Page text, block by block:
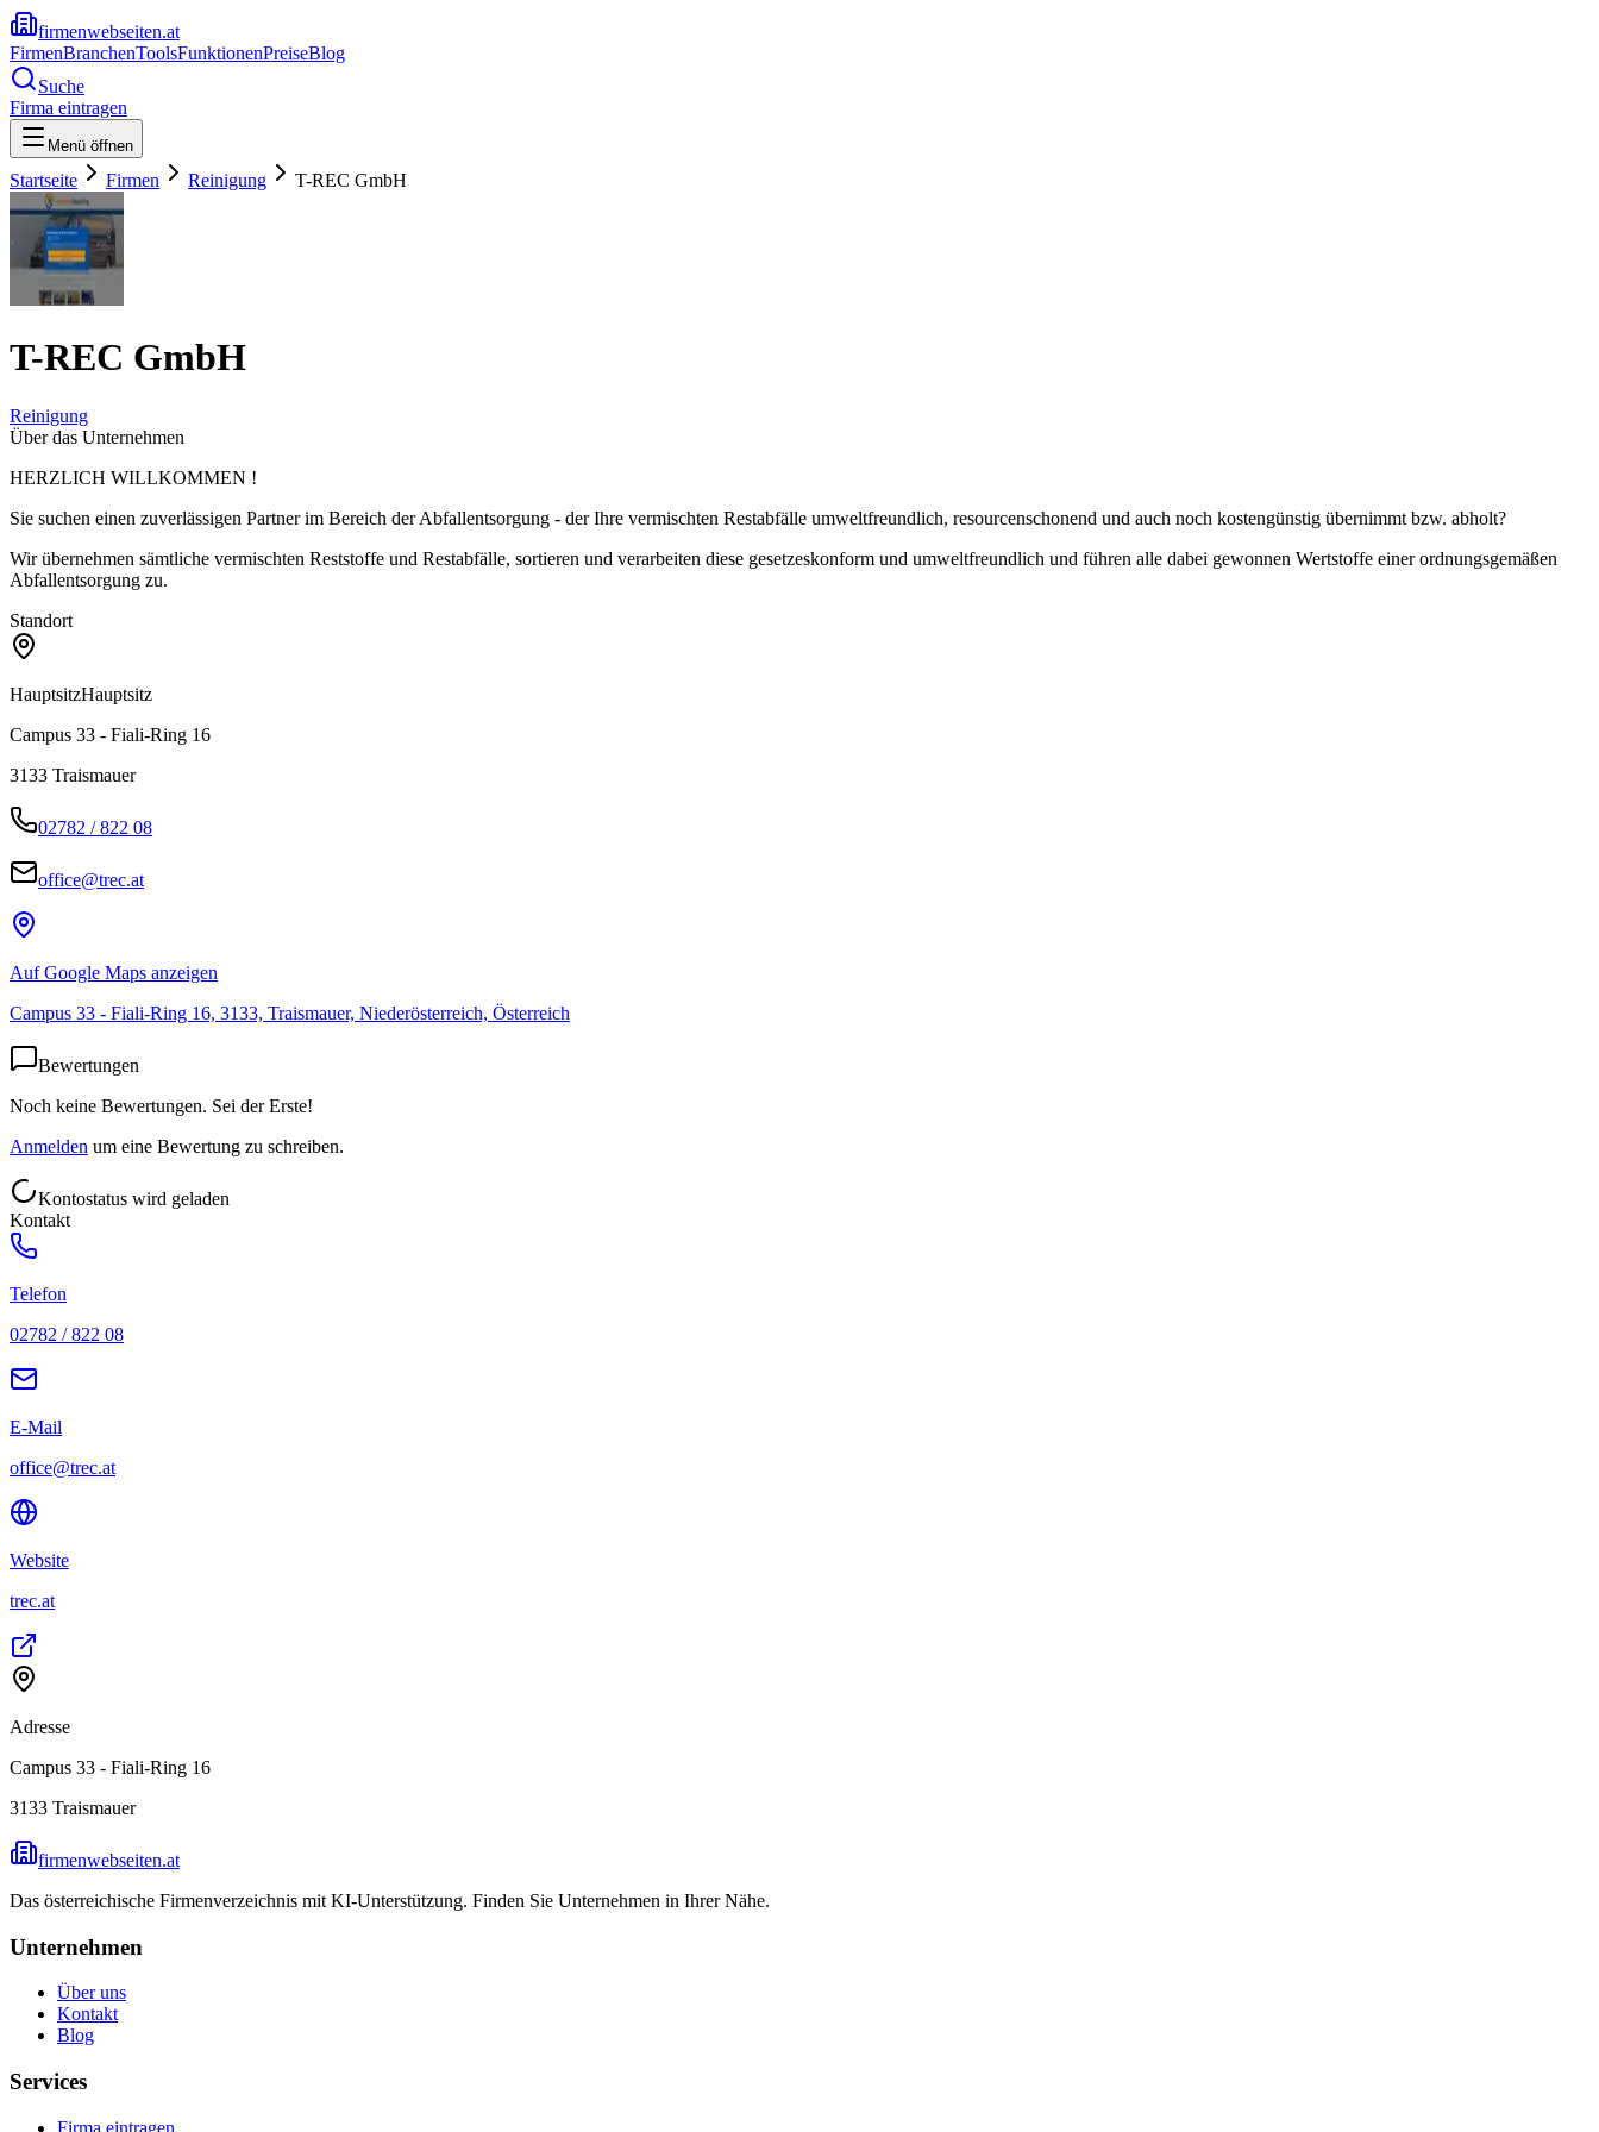
firmenwebseiten.at
FirmenBranchenToolsFunktionenPreiseBlog
Suche
Firma eintragen
Menü öffnen
Startseite Firmen Reinigung T-REC GmbH
T-REC GmbH
Reinigung
Über das Unternehmen
HERZLICH WILLKOMMEN !
Sie suchen einen zuverlässigen Partner im Bereich der Abfallentsorgung - der Ihre vermischten Restabfälle umweltfreundlich, resourcenschonend und auch noch kostengünstig übernimmt bzw. abholt?
Wir übernehmen sämtliche vermischten Reststoffe und Restabfälle, sortieren und verarbeiten diese gesetzeskonform und umweltfreundlich und führen alle dabei gewonnen Wertstoffe einer ordnungsgemäßen
Abfallentsorgung zu.
Standort
HauptsitzHauptsitz
Campus 33 - Fiali-Ring 16
3133 Traismauer
02782 / 822 08
office@trec.at
Auf Google Maps anzeigen
Campus 33 - Fiali-Ring 16, 3133, Traismauer, Niederösterreich, Österreich
Bewertungen
Noch keine Bewertungen. Sei der Erste!
Anmelden um eine Bewertung zu schreiben.
Kontostatus wird geladen
Kontakt
Telefon
02782 / 822 08
E-Mail
office@trec.at
Website
trec.at
Adresse
Campus 33 - Fiali-Ring 16
3133 Traismauer
firmenwebseiten.at
Das österreichische Firmenverzeichnis mit KI-Unterstützung. Finden Sie Unternehmen in Ihrer Nähe.
Unternehmen
Über uns
Kontakt
Blog
Services
Firma eintragen